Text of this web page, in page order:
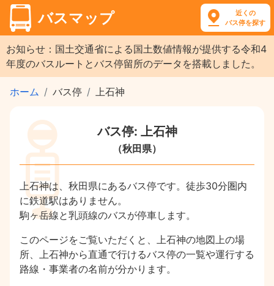
バスマップ
近くの
バス停を探す
お知らせ：国土交通省による国土数値情報が提供する令和4
年度のバスルートとバス停留所のデータを搭載しました。
ホーム バス停 上石神
バス停: 上石神
（秋田県）
上石神は、秋田県にあるバス停です。徒歩30分圏内
に鉄道駅はありません。
駒ヶ岳線と乳頭線のバスが停車します。
このページをご覧いただくと、上石神の地図上の場
所、上石神から直通で行けるバス停の一覧や運行する
路線・事業者の名前が分かります。